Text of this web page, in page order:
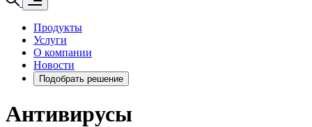
Продукты
Услуги
О компании
Новости
Подобрать решение
Антивирусы